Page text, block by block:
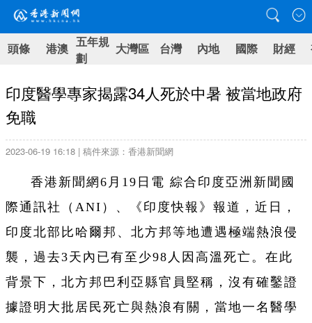
頭條 港澳 五年規
劃
大灣區 台灣 內地 國際 財經
印度醫學專家揭露34人死於中暑 被當地政府
免職
2023-06-19 16:18 | 稿件來源：香港新聞網
香港新聞網6月19日電 綜合印度亞洲新聞國
際通訊社（ANI）、《印度快報》報道，近日，
印度北部比哈爾邦、北方邦等地遭遇極端熱浪侵
襲，過去3天內已有至少98人因高溫死亡。在此
背景下，北方邦巴利亞縣官員堅稱，沒有確鑿證
據證明大批居民死亡與熱浪有關，當地一名醫學